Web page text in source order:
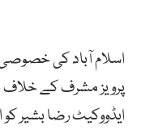
اسلام آباد کی
پرویز مشرف کے
ایڈووکیٹ رضا بشیر کو